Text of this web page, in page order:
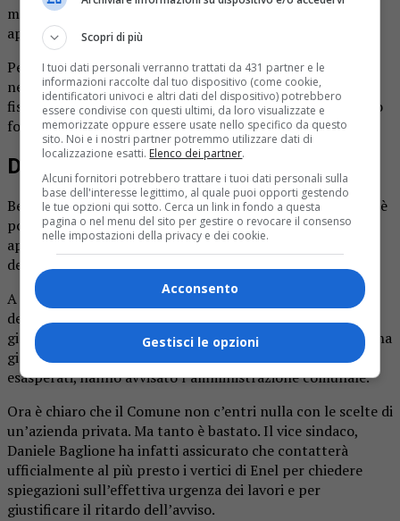
molti dei quali si sono visti costretti a disdire gli
appuntamenti.
Per immaginare la portata del disagio basti pensare che
nessuna attività commerciale può erogare gli scontrini
fiscali senza corrente elettrica e, di conseguenza, non può
fornire alcun servizio alla clientela.
Due giorni di disagio
Beffa nella beffa, venerdì il distacco della corrente non si è
poi verificato. In compenso, nella tarda serata sono stati
apposti nuovi cartelli che indicavano sabato come giorno
dell’intervento.
A questo punto la protesta dei commercianti è
decisamente esplosa: oltre ad aver subito un danno il
giorno precedente, la stessa situazione si presentava in una
giornata di lavoro ancora maggiore. E così alcuni di loro,
esasperati, hanno avvisato l’amministrazione comunale.
Ora è chiaro che il Comune non c’entri nulla con le scelte di
un’azienda privata. Ma tanto è bastato. Il vice sindaco,
Daniele Baglione ha infatti assicurato che contatterà
ufficialmente al più presto i vertici di Enel per chiedere
spiegazioni sull’effettiva urgenza dei lavori e per
giustificare il ritardo dell’avviso.
Scopri di più
I tuoi dati personali verranno trattati da 431 partner e le
informazioni raccolte dal tuo dispositivo (come cookie,
identificatori univoci e altri dati del dispositivo) potrebbero
essere condivise con questi ultimi, da loro visualizzate e
memorizzate oppure essere usate nello specifico da questo
sito. Noi e i nostri partner potremmo utilizzare dati di
localizzazione esatti. Elenco dei partner.
Alcuni fornitori potrebbero trattare i tuoi dati personali sulla
base dell'interesse legittimo, al quale puoi opporti gestendo
le tue opzioni qui sotto. Cerca un link in fondo a questa
pagina o nel menu del sito per gestire o revocare il consenso
nelle impostazioni della privacy e dei cookie.
Acconsento
Gestisci le opzioni